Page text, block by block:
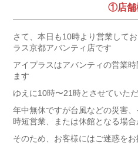
①店舗
さて、本日も10時より営業して
ラス京都アバンティ店です
アイプラスはアバンティの営業
ます
ゆえに10時〜21時とさせていた
年中無休ですが台風などの災害
時短営業、または休館となる場
そのため、お客様にはご迷惑を